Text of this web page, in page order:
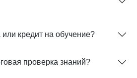
или кредит на обучение?
проверка знаний?